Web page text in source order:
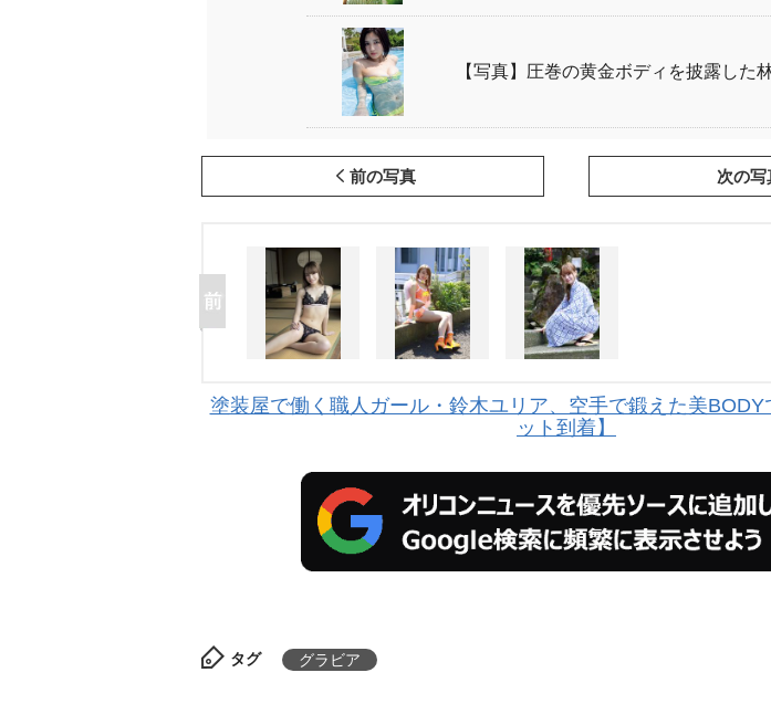
【写真】圧巻の黄金ボディを披露した
前の写真 次の写
塗装屋で働く職人ガール・鈴木ユリア、空手で鍛えた美BODY
ット到着】
タグ グラビア